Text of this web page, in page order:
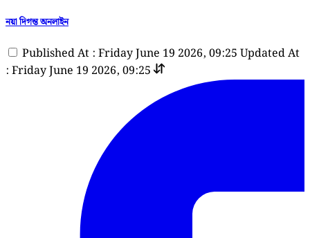
নয়া দিগন্ত অনলাইন
Published At : Friday June 19 2026, 09:25 Updated At
: Friday June 19 2026, 09:25